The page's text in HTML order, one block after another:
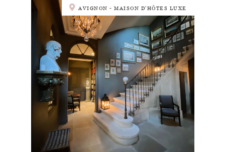
AVIGNON - MAISON D'HÔTES LUXE